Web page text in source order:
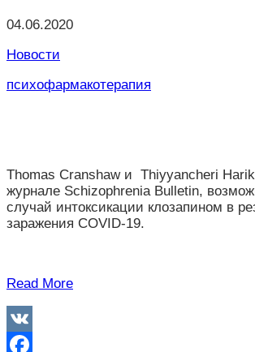
04.06.2020
Новости
психофармакотерапия
Thomas Cranshaw и Thiyyancheri
журнале Schizophrenia Bulletin,
случай интоксикации клозапином в
заражения COVID-19.
Read More
VK